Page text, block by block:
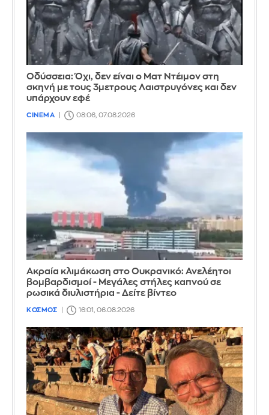
Οδύσσεια: Όχι, δεν είναι ο Ματ Ντέιμον στη
σκηνή με τους 3μετρους Λαιστρυγόνες και δεν
υπάρχουν εφέ
CINEMA 08:06, 07.08.2026
Ακραία κλιμάκωση στο Ουκρανικό: Ανελέητοι
βομβαρδισμοί - Μεγάλες στήλες καπνού σε
ρωσικά διυλιστήρια - Δείτε βίντεο
ΚΟΣΜΟΣ 16:01, 06.08.2026